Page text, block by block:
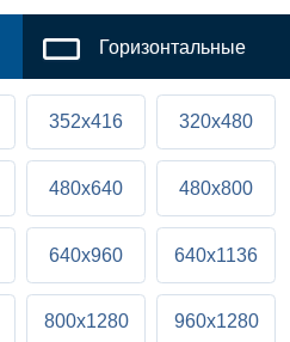
Горизонтальные
352x416 320x480
480x640 480x800
640x960 640x1136
800x1280 960x1280